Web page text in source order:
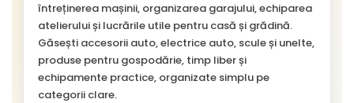
întreținerea mașinii, organizarea garajului, echiparea
atelierului și lucrările utile pentru casă și grădină.
Găsești accesorii auto, electrice auto, scule și unelte,
produse pentru gospodărie, timp liber și
echipamente practice, organizate simplu pe
categorii clare.